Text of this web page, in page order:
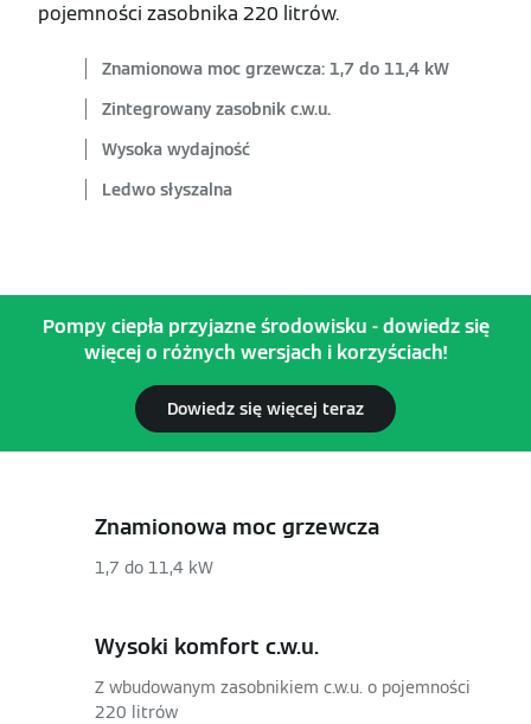
pojemności zasobnika 220 litrów.
Znamionowa moc grzewcza: 1,7 do 11,4 kW
Zintegrowany zasobnik c.w.u.
Wysoka wydajność
Ledwo słyszalna
Pompy ciepła przyjazne środowisku - dowiedz się
więcej o różnych wersjach i korzyściach!
Dowiedz się więcej teraz
Znamionowa moc grzewcza
1,7 do 11,4 kW
Wysoki komfort c.w.u.
Z wbudowanym zasobnikiem c.w.u. o pojemności
220 litrów